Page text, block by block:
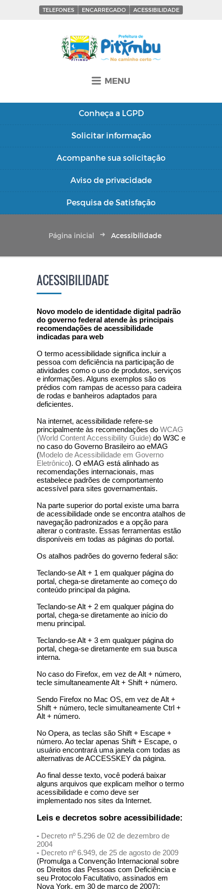
TELEFONES ENCARREGADO ACESSIBILIDADE
MENU
Conheça a LGPD
Solicitar informação
Acompanhe sua solicitação
Aviso de privacidade
Pesquisa de Satisfação
Página inicial Acessibilidade
ACESSIBILIDADE
Novo modelo de identidade digital padrão
do governo federal atende às principais
recomendações de acessibilidade
indicadas para web
O termo acessibilidade significa incluir a
pessoa com deficiência na participação de
atividades como o uso de produtos, serviços
e informações. Alguns exemplos são os
prédios com rampas de acesso para cadeira
de rodas e banheiros adaptados para
deficientes.
Na internet, acessibilidade refere-se
principalmente às recomendações do WCAG
(World Content Accessibility Guide) do W3C e
no caso do Governo Brasileiro ao eMAG
(Modelo de Acessibilidade em Governo
Eletrônico). O eMAG está alinhado as
recomendações internacionais, mas
estabelece padrões de comportamento
acessível para sites governamentais.
Na parte superior do portal existe uma barra
de acessibilidade onde se encontra atalhos de
navegação padronizados e a opção para
alterar o contraste. Essas ferramentas estão
disponíveis em todas as páginas do portal.
Os atalhos padrões do governo federal são:
Teclando-se Alt + 1 em qualquer página do
portal, chega-se diretamente ao começo do
conteúdo principal da página.
Teclando-se Alt + 2 em qualquer página do
portal, chega-se diretamente ao início do
menu principal.
Teclando-se Alt + 3 em qualquer página do
portal, chega-se diretamente em sua busca
interna.
No caso do Firefox, em vez de Alt + número,
tecle simultaneamente Alt + Shift + número.
Sendo Firefox no Mac OS, em vez de Alt +
Shift + número, tecle simultaneamente Ctrl +
Alt + número.
No Opera, as teclas são Shift + Escape +
número. Ao teclar apenas Shift + Escape, o
usuário encontrará uma janela com todas as
alternativas de ACCESSKEY da página.
Ao final desse texto, você poderá baixar
alguns arquivos que explicam melhor o termo
acessibilidade e como deve ser
implementado nos sites da Internet.
Leis e decretos sobre acessibilidade:
- Decreto nº 5.296 de 02 de dezembro de
2004
- Decreto nº 6.949, de 25 de agosto de 2009
(Promulga a Convenção Internacional sobre
os Direitos das Pessoas com Deficiência e
seu Protocolo Facultativo, assinados em
Nova York, em 30 de março de 2007);